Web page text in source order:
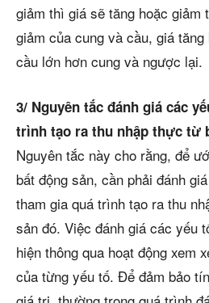
giảm thì giá sẽ tăng hoặc giảm
giảm của cung và cầu, giá
cầu lớn hơn cung và ngược lại.
3/ Nguyên tắc đánh giá các
trình tạo ra thu nhập thực từ
Nguyên tắc này cho rằng, để
bất động sản, cần phải đánh
tham gia quá trình tạo ra thu
sản đó. Việc đánh giá các yếu
hiện thông qua hoạt động xem
của từng yếu tố. Để đảm bảo